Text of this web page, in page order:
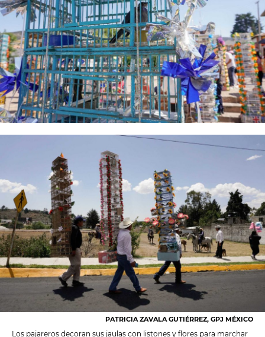
PATRICIA ZAVALA GUTIÉRREZ, GPJ MÉXICO
Los pajareros decoran sus jaulas con listones y flores para marchar